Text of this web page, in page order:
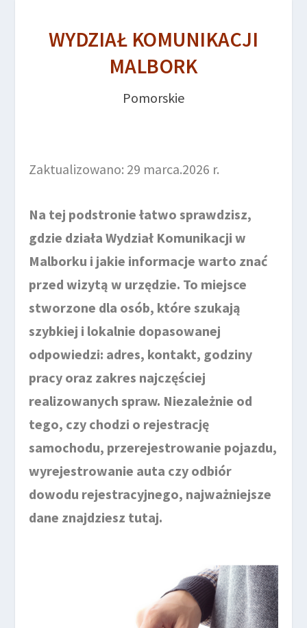
WYDZIAŁ KOMUNIKACJI
MALBORK
Pomorskie
Zaktualizowano: 29 marca.2026 r.
Na tej podstronie łatwo sprawdzisz,
gdzie działa Wydział Komunikacji w
Malborku i jakie informacje warto znać
przed wizytą w urzędzie. To miejsce
stworzone dla osób, które szukają
szybkiej i lokalnie dopasowanej
odpowiedzi: adres, kontakt, godziny
pracy oraz zakres najczęściej
realizowanych spraw. Niezależnie od
tego, czy chodzi o rejestrację
samochodu, przerejestrowanie pojazdu,
wyrejestrowanie auta czy odbiór
dowodu rejestracyjnego, najważniejsze
dane znajdziesz tutaj.